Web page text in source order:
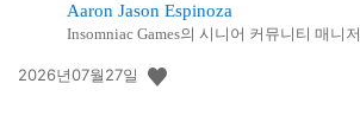
Aaron Jason Espinoza
Insomniac Games의 시니어 커뮤니티 매니저
공
2026년07월27일